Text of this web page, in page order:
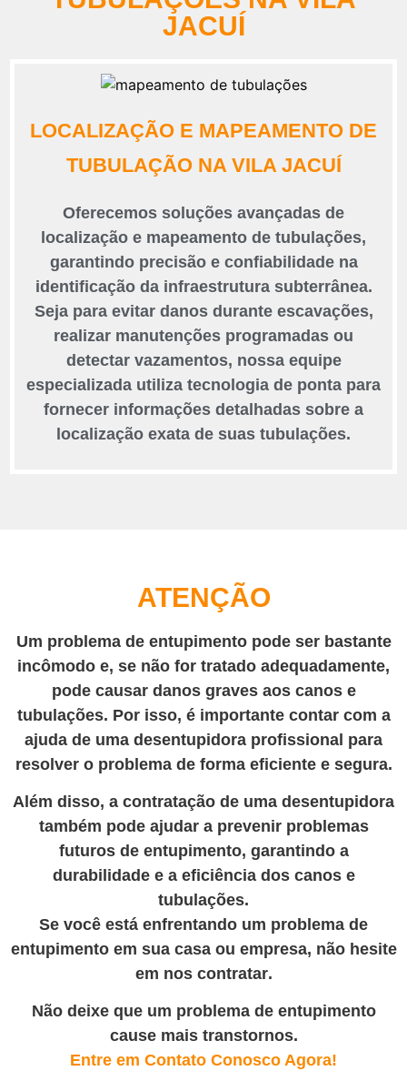
JACUÍ
LOCALIZAÇÃO E MAPEAMENTO DE
TUBULAÇÃO NA VILA JACUÍ
Oferecemos soluções avançadas de
localização e mapeamento de tubulações,
garantindo precisão e confiabilidade na
identificação da infraestrutura subterrânea.
Seja para evitar danos durante escavações,
realizar manutenções programadas ou
detectar vazamentos, nossa equipe
especializada utiliza tecnologia de ponta para
fornecer informações detalhadas sobre a
localização exata de suas tubulações.
ATENÇÃO
Um problema de entupimento pode ser bastante
incômodo e, se não for tratado adequadamente,
pode causar danos graves aos canos e
tubulações. Por isso, é importante contar com a
ajuda de uma desentupidora profissional para
resolver o problema de forma eficiente e segura.
Além disso, a contratação de uma desentupidora
também pode ajudar a prevenir problemas
futuros de entupimento, garantindo a
durabilidade e a eficiência dos canos e
tubulações.
Se você está enfrentando um problema de
entupimento em sua casa ou empresa, não hesite
em nos contratar.
Não deixe que um problema de entupimento
cause mais transtornos.
Entre em Contato Conosco Agora!